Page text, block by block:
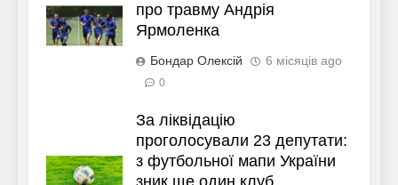
про травму Андрія
Ярмоленка
Бондар Олексій 6 місяців ago
0
За ліквідацію
проголосували 23 депутати:
з футбольної мапи України